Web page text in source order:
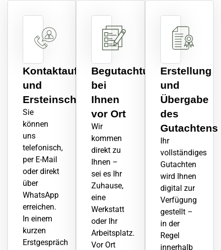
Kontaktaufnahme
und
Ersteinschätzung
Sie
können
uns
telefonisch,
per E-Mail
oder direkt
über
WhatsApp
erreichen.
In einem
kurzen
Erstgespräch
Begutachtung
bei
Ihnen
vor Ort
Wir
kommen
direkt zu
Ihnen –
sei es Ihr
Zuhause,
eine
Werkstatt
oder Ihr
Arbeitsplatz.
Vor Ort
Erstellung
und
Übergabe
des
Gutachtens
Ihr
vollständiges
Gutachten
wird Ihnen
digital zur
Verfügung
gestellt –
in der
Regel
innerhalb